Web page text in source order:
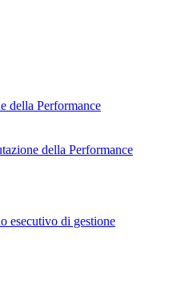
della Performance
della Performance
esecutivo di gestione